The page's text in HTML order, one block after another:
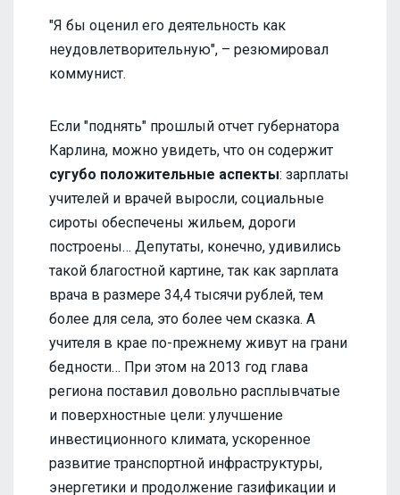
"Я бы оценил его деятельность как
неудовлетворительную", – резюмировал
коммунист.
Если "поднять" прошлый отчет губернатора
Карлина, можно увидеть, что он содержит
сугубо положительные аспекты: зарплаты
учителей и врачей выросли, социальные
сироты обеспечены жильем, дороги
построены… Депутаты, конечно, удивились
такой благостной картине, так как зарплата
врача в размере 34,4 тысячи рублей, тем
более для села, это более чем сказка. А
учителя в крае по-прежнему живут на грани
бедности… При этом на 2013 год глава
региона поставил довольно расплывчатые
и поверхностные цели: улучшение
инвестиционного климата, ускоренное
развитие транспортной инфраструктуры,
энергетики и продолжение газификации и